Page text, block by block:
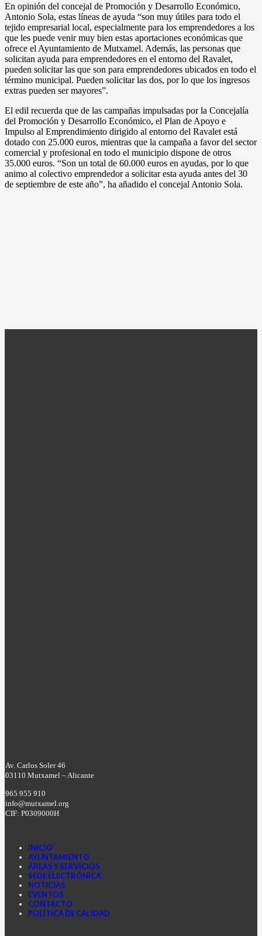
En opinión del concejal de Promoción y Desarrollo Económico,
Antonio Sola, estas líneas de ayuda “son muy útiles para todo el
tejido empresarial local, especialmente para los emprendedores a los
que les puede venir muy bien estas aportaciones económicas que
ofrece el Ayuntamiento de Mutxamel. Además, las personas que
solicitan ayuda para emprendedores en el entorno del Ravalet,
pueden solicitar las que son para emprendedores ubicados en todo el
término municipal. Pueden solicitar las dos, por lo que los ingresos
extras pueden ser mayores”.
El edil recuerda que de las campañas impulsadas por la Concejalía
del Promoción y Desarrollo Económico, el Plan de Apoyo e
Impulso al Emprendimiento dirigido al entorno del Ravalet está
dotado con 25.000 euros, mientras que la campaña a favor del sector
comercial y profesional en todo el municipio dispone de otros
35.000 euros. “Son un total de 60.000 euros en ayudas, por lo que
animo al colectivo emprendedor a solicitar esta ayuda antes del 30
de septiembre de este año”, ha añadido el concejal Antonio Sola.
Av. Carlos Soler 46
03110 Mutxamel – Alicante
965 955 910
info@mutxamel.org
CIF: P0309000H
INICIO
AYUNTAMIENTO
ÁREAS Y SERVICIOS
SEDE ELECTRÓNICA
NOTICIAS
EVENTOS
CONTACTO
POLÍTICA DE CALIDAD